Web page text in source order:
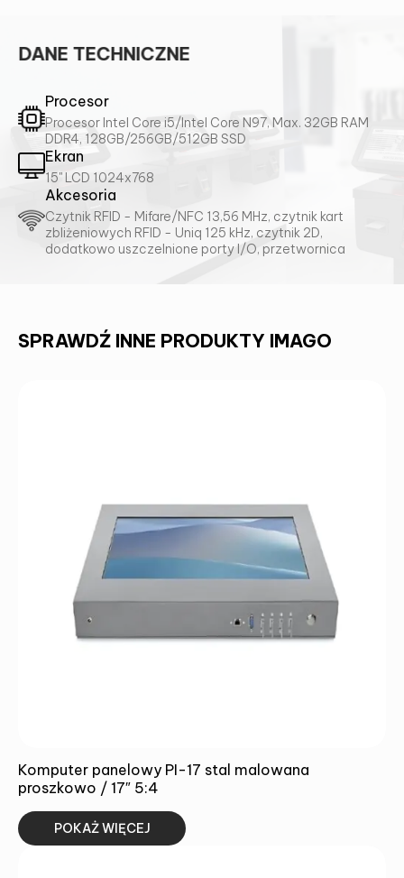
Alternative:
DANE TECHNICZNE
Procesor
Procesor Intel Core i5/Intel Core N97, Max. 32GB RAM
DDR4, 128GB/256GB/512GB SSD
Ekran
15" LCD 1024x768
Akcesoria
Czytnik RFID - Mifare/NFC 13,56 MHz, czytnik kart
zbliżeniowych RFID - Uniq 125 kHz, czytnik 2D,
dodatkowo uszczelnione porty I/O, przetwornica
SPRAWDŹ INNE PRODUKTY IMAGO
Komputer panelowy PI-17 stal malowana
proszkowo / 17″ 5:4
POKAŻ WIĘCEJ